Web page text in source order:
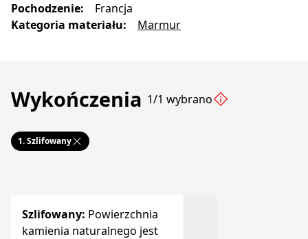
Pochodzenie:
Francja
Kategoria materiału: Marmur
Wykończenia 1/1 wybrano
1.Szlifowany
Szlifowany: Powierzchnia
kamienia naturalnego jest